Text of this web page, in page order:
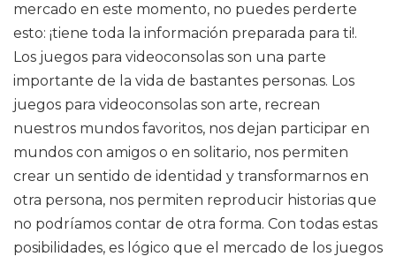
mercado en este momento, no puedes perderte
esto: ¡tiene toda la información preparada para ti!.
Los juegos para videoconsolas son una parte
importante de la vida de bastantes personas. Los
juegos para videoconsolas son arte, recrean
nuestros mundos favoritos, nos dejan participar en
mundos con amigos o en solitario, nos permiten
crear un sentido de identidad y transformarnos en
otra persona, nos permiten reproducir historias que
no podríamos contar de otra forma. Con todas estas
posibilidades, es lógico que el mercado de los juegos